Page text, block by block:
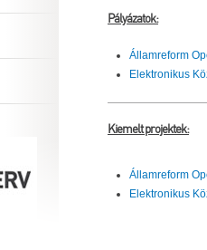
Pályázatok:
Államreform
Elektronikus
Kiemelt projektek:
Államreform
Elektronikus